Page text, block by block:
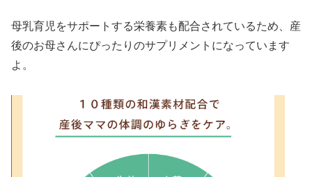
母乳育児をサポートする栄養素も配合されているため、産
後のお母さんにぴったりのサプリメントになっています
よ。